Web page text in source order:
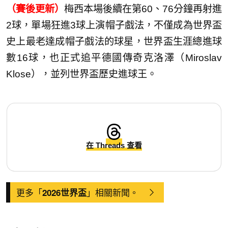
（賽後更新） 梅西本場後續在第60、76分鐘再射進
2球，單場狂進3球上演帽子戲法，不僅成為世界盃
史上最老達成帽子戲法的球星，世界盃生涯總進球
數16球，也正式追平德國傳奇克洛澤（Miroslav
Klose），並列世界盃歷史進球王。
在 Threads 查看
更多「2026世界盃」相關新聞。